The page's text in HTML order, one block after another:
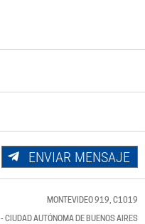
ENVIAR MENSAJE
MONTEVIDEO 919, C1019
- CIUDAD AUTÓNOMA DE BUENOS AIRES